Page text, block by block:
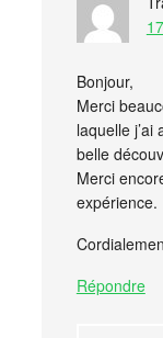
Bonjour,
Merci
laquelle
belle
Merci
expérience.
Répondre